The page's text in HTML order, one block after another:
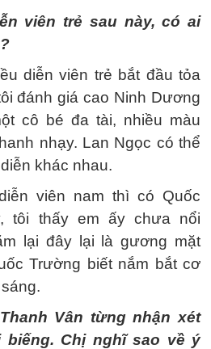
viên trẻ sau này, có ai
diễn viên trẻ bắt đầu tỏa
đánh giá cao Ninh Dương
cô bé đa tài, nhiều màu
nhạy. Lan Ngọc có thể
khác nhau.
viên nam thì có Quốc
tôi thấy em ấy chưa nổi
lại đây lại là gương mặt
Trường biết nắm bắt cơ
Vân từng nhận xét
biếng. Chị nghĩ sao về ý